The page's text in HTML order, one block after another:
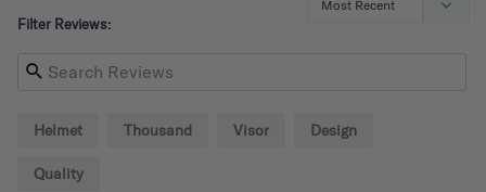
Filter Reviews:
Helmet Thousand Visor Design
Quality